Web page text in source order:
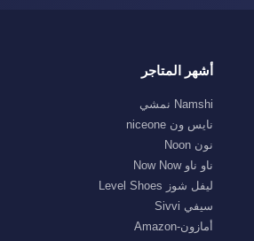
أشهر المتاجر
Namshi نمشي
نايس ون niceone
نون Noon
ناو ناو Now Now
ليفل شوز Level Shoes
سيفي Sivvi
أمازون-Amazon